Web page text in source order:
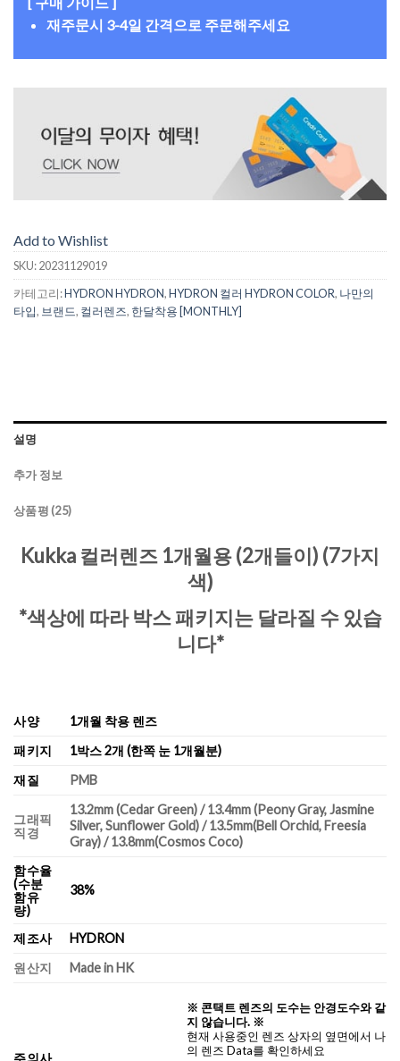
재주문시 3-4일 간격으로 주문해주세요
Add to Wishlist
SKU:20231129019
카테고리:HYDRON HYDRON,HYDRON 컬러 HYDRON COLOR, 나만의
타입, 브랜드, 컬러렌즈, 한달착용 [MONTHLY]
설명
추가 정보
상품평 (25)
Kukka 컬러렌즈 1개월용 (2개들이) (7가지
색)
*색상에 따라 박스 패키지는 달라질 수 있습
니다*
사양
1개월 착용 렌즈
패키지
1박스 2개 (한쪽 눈 1개월분)
재질
PMB
그래픽
직경
13.2mm (Cedar Green) / 13.4mm (Peony Gray, Jasmine
Silver, Sunflower Gold) / 13.5mm(Bell Orchid, Freesia
Gray) / 13.8mm(Cosmos Coco)
함수율
(수분
함유
량)
38%
제조사
HYDRON
원산지
Made in HK
주의사
※ 콘택트 렌즈의 도수는 안경도수와 같
지 않습니다. ※
현재 사용중인 렌즈 상자의 옆면에서 나
의 렌즈 Data를 확인하세요